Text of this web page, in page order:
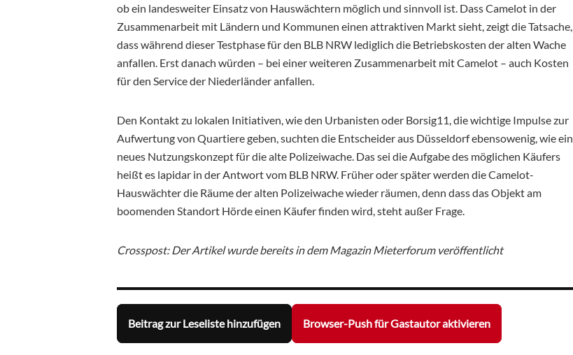
ob ein landesweiter Einsatz von Hauswächtern möglich und sinnvoll ist. Dass Camelot in der
Zusammenarbeit mit Ländern und Kommunen einen attraktiven Markt sieht, zeigt die Tatsache,
dass während dieser Testphase für den BLB NRW lediglich die Betriebskosten der alten Wache
anfallen. Erst danach würden – bei einer weiteren Zusammenarbeit mit Camelot – auch Kosten
für den Service der Niederländer anfallen.
Den Kontakt zu lokalen Initiativen, wie den Urbanisten oder Borsig11, die wichtige Impulse zur
Aufwertung von Quartiere geben, suchten die Entscheider aus Düsseldorf ebensowenig, wie ein
neues Nutzungskonzept für die alte Polizeiwache. Das sei die Aufgabe des möglichen Käufers
heißt es lapidar in der Antwort vom BLB NRW. Früher oder später werden die Camelot-
Hauswächter die Räume der alten Polizeiwache wieder räumen, denn dass das Objekt am
boomenden Standort Hörde einen Käufer finden wird, steht außer Frage.
Crosspost: Der Artikel wurde bereits in dem Magazin Mieterforum veröffentlicht
Beitrag zur Leseliste hinzufügen Browser-Push für Gastautor aktivieren